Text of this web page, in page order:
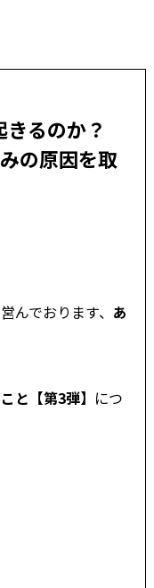
るのか？
の原因を取
んでおります、 あ
こと【第3弾】 につ